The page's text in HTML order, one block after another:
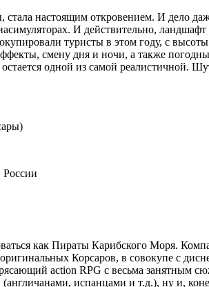
настоящим откровением. И дело
И действительно,
туристы в этом году, с
смену дня и ночи, а также
одной из самой реалистичной.
как Пираты Карибского Моря.
Корсаров, в совокупе с
action RPG с весьма занятным
испанцами и т.д.), ну и,